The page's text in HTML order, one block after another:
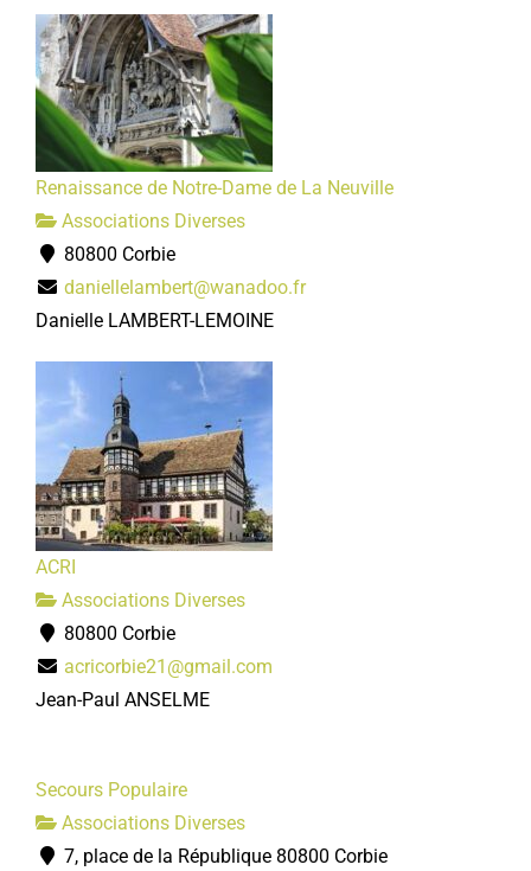
Renaissance de Notre-Dame de La Neuville
Associations Diverses
80800 Corbie
daniellelambert@wanadoo.fr
Danielle LAMBERT-LEMOINE
ACRI
Associations Diverses
80800 Corbie
acricorbie21@gmail.com
Jean-Paul ANSELME
Secours Populaire
Associations Diverses
7, place de la République 80800 Corbie